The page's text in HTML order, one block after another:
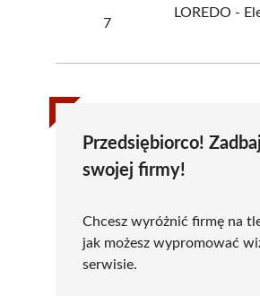
7
LOREDO -
Przedsiębiorco!
swojej firmy!
Chcesz wyróżnić firmę na
jak możesz wypromować
serwisie.